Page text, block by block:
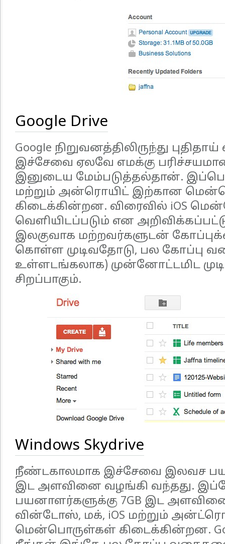
Google Drive
Google நிறுவனத்திலிருந்து புதிதாய்
இச்சேவை ஏலவே எமக்கு பரிச்சயமான
இனுடைய மேம்படுத்தல்தான்.
மற்றும் அன்ரொயிட் இற்கான
கிடைக்கின்றன. விரைவில் iOS
வெளியிடப்படும் என
இலகுவாக மற்றவர்களுடன்
கொள்ள முடிவதோடு, பல கோப்பு
உள்ளடங்கலாக) முன்னோட்டமிட
சிறப்பாகும்.
Windows Skydrive
நீண்டகாலமாக இச்சேவை இலவச
இட அளவினை வழங்கி வந்தது.
பயனாளர்களுக்கு 7GB இட
வின்டோஸ், மக், iOS மற்றும்
மென்பொருள்கள் கிடைக்கின்றன.